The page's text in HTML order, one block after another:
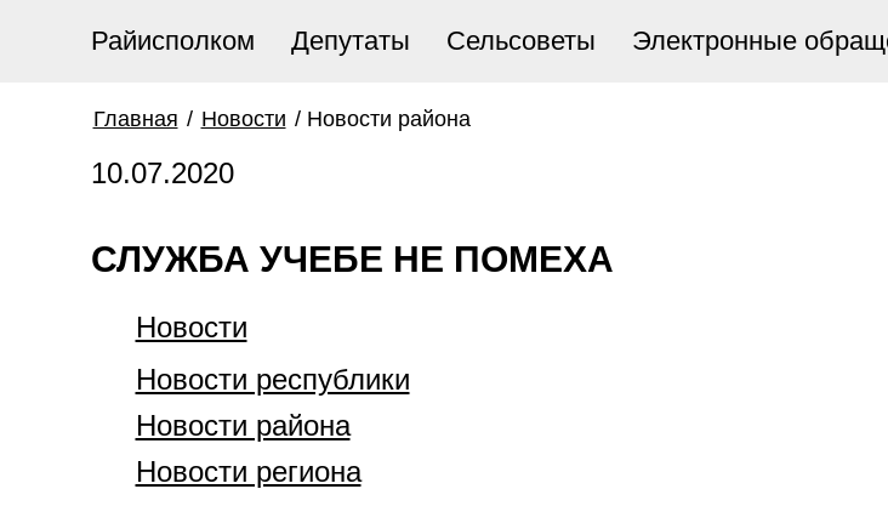
Райисполком Депутаты Сельсоветы Электронные
Главная / Новости / Новости района
10.07.2020
СЛУЖБА УЧЕБЕ НЕ ПОМЕХА
Новости
Новости республики
Новости района
Новости региона